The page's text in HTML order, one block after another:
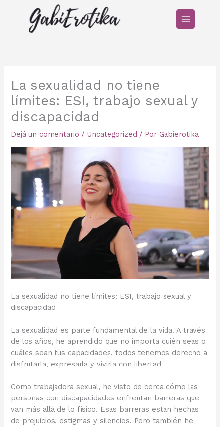
contenido
La sexualidad no tiene
límites: ESI, trabajo sexual y
discapacidad
Dejá un comentario / Uncategorized / PorGabierotika
La sexualidad no tiene límites: ESI, trabajo sexual y
discapacidad
La sexualidad es parte fundamental de la vida. A través
de los años, he aprendido que no importa quién seas o
cuáles sean tus capacidades, todos tenemos derecho a
disfrutarla, expresarla y vivirla con libertad.
Como trabajadora sexual, he visto de cerca cómo las
personas con discapacidades enfrentan barreras que
van más allá de lo físico. Esas barreras están hechas
de prejuicios, estigmas y silencios. Pero también he